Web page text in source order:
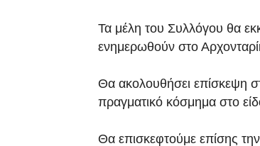
Τα μέλη του Συλλόγου θα
ενημερωθούν στο
Θα ακολουθήσει επίσκεψη
πραγματικό κόσμημα στο
Θα επισκεφτούμε επίσης